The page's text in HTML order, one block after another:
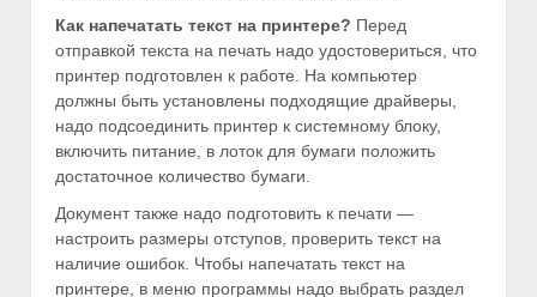
Как напечатать текст на принтере? Перед
отправкой текста на печать надо удостовериться, что
принтер подготовлен к работе. На компьютер
должны быть установлены подходящие драйверы,
надо подсоединить принтер к системному блоку,
включить питание, в лоток для бумаги положить
достаточное количество бумаги.
Документ также надо подготовить к печати —
настроить размеры отступов, проверить текст на
наличие ошибок. Чтобы напечатать текст на
принтере, в меню программы надо выбрать раздел